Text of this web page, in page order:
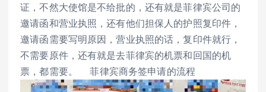
证，不然大使馆是不给批的，还有就是菲律宾公司的
邀请函和营业执照，还有他们担保人的护照复印件，
邀请函需要写明原因，营业执照的话，复印件就行，
不需要原件，还有就是去菲律宾的机票和回国的机
票，都需要。 菲律宾商务签申请的流程